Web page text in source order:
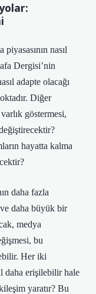
nasıl
Dergisi’nin
adapte olacağı
Diğer
göstermesi,
hayatta kalma
daha fazla
daha büyük bir
medya
bu
Her iki
daha erişilebilir hale
yaratır? Bu